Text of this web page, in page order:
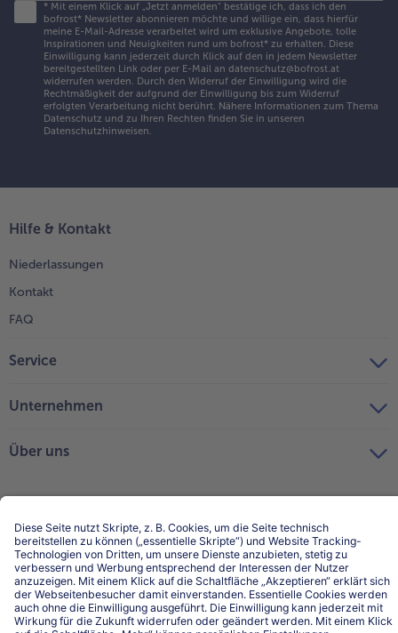
* Mit einem Klick auf „Jetzt anmelden" bestätige ich, dass ich den
bofrost* Newsletter abonnieren möchte und willige ein, dass hierfür
meine E-Mail-Adresse verarbeitet wird um exklusive Angebote, tolle
Inspirationen und Neuigkeiten rund um bofrost* zu erhalten. Diese
Einwilligung kann jederzeit durch Klick auf den in jedem Newsletter
bereitgestellten Link oder per E-Mail an datenschutz@bofrost.at
widerrufen werden. Durch den Widerruf der Einwilligung wird die
Rechtmäßigkeit der aufgrund der Einwilligung bis zum Widerruf
erfolgten Verarbeitung nicht berührt. Nähere Informationen zum Thema
Datenschutz und zu Ihren Rechten finden Sie in unseren
Datenschutzhinweisen.
Hilfe & Kontakt
Niederlassungen
Kontakt
FAQ
Service
Unternehmen
Über uns